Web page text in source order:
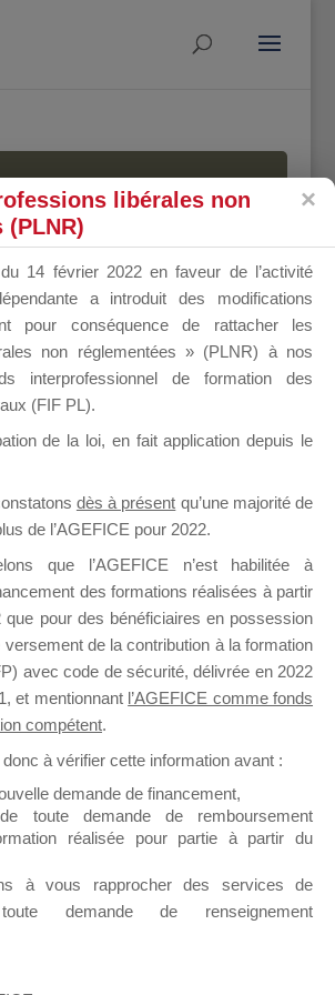
DU
Groupe Public
il y a un mois
destiné aux Organismes de
souhaitent répondre à l’Appel à
Mallette du Dirigeant.
possible de laisser un message
question.
d’être
ce groupe
libérales non
(PLNR)
14 février 2022 en faveur de l’activité
a introduit des modifications
pour conséquence de rattacher les
non réglementées » (PLNR) à nos
interprofessionnel de formation des
(FIF PL).
de la loi, en fait application depuis le
dès à présent qu’une majorité de
de l’AGEFICE pour 2022.
que l’AGEFICE n’est habilitée à
des formations réalisées à partir
que pour des bénéficiaires en possession
versement de la contribution à la formation
avec code de sécurité, délivrée en 2022
et mentionnant l’AGEFICE comme fonds
compétent.
à vérifier cette information avant :
demande de financement,
toute demande de remboursement
réalisée pour partie à partir du
à vous rapprocher des services de
demande de renseignement